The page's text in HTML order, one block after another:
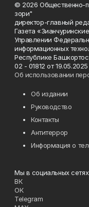
© 2026 Общественно-
зори"
директор-главный
Газета
Управлении
информационных
Республике
02 - 01812 от 19.05.2025
Об использовании
Об издании
Руководство
Контакты
Антитеррор
Информация о
Мы в социальных сетях
ВК
ОК
Telegram